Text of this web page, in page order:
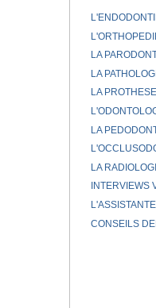
LA
LA
LA PROTHESE
LA
LA
INTERVIEWS
CONSEILS